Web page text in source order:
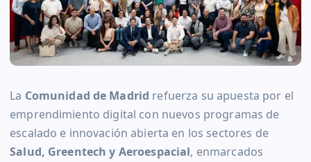
La Comunidad de Madrid refuerza su apuesta por el
emprendimiento digital con nuevos programas de
escalado e innovación abierta en los sectores de
Salud, Greentech y Aeroespacial, enmarcados